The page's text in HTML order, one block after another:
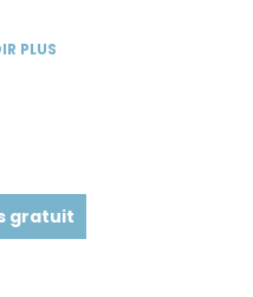
PLUS
gratuit